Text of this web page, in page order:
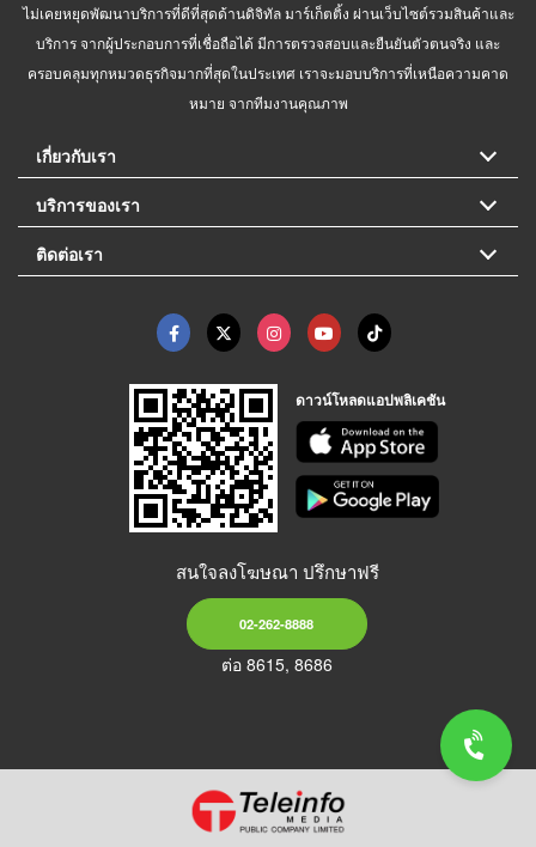
ไม่เคยหยุดพัฒนาบริการที่ดีที่สุดด้านดิจิทัล มาร์เก็ตติ้ง ผ่านเว็บไซต์รวมสินค้าและ
บริการ จากผู้ประกอบการที่เชื่อถือได้ มีการตรวจสอบและยืนยันตัวตนจริง และ
ครอบคลุมทุกหมวดธุรกิจมากที่สุดในประเทศ เราจะมอบบริการที่เหนือความคาด
หมาย จากทีมงานคุณภาพ
เกี่ยวกับเรา
บริการของเรา
ติดต่อเรา
ดาวน์โหลดแอปพลิเคชัน
สนใจลงโฆษณา ปรึกษาฟรี
02-262-8888
ต่อ 8615, 8686